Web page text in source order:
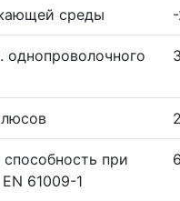
среды
однопроволочного
при
61009-1